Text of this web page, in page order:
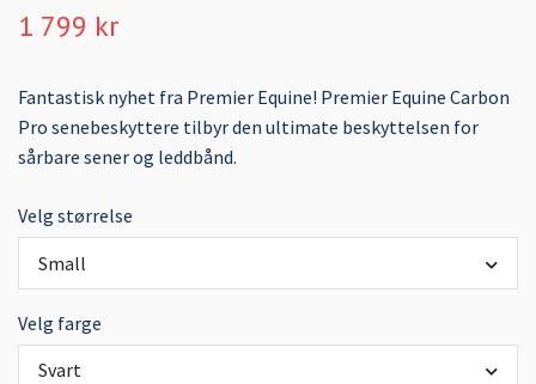
1 799 kr
Fantastisk nyhet fra Premier Equine! Premier Equine Carbon
Pro senebeskyttere tilbyr den ultimate beskyttelsen for
sårbare sener og leddbånd.
Velg størrelse
Small
Velg farge
Svart